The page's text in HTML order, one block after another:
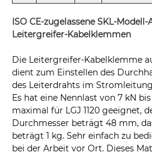
ISO CE-zugelassene SKL-
Leitergreifer-Kabelklemmen
Die Leitergreifer-Kabelklemme
dient zum Einstellen des
des Leiterdrahts im
Es hat eine Nennlast von 7 kN
maximal für LGJ 1120 geeignet,
Durchmesser beträgt 48 mm,
beträgt 1 kg. Sehr einfach zu
bei der Arbeit vor Ort. Dieses